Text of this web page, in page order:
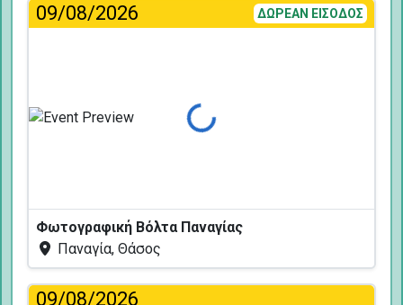
09/08/2026 ΔΩΡΕΑΝ ΕΙΣΟΔΟΣ
Φόρτωση...
Φωτογραφική Βόλτα Παναγίας
Παναγία, Θάσος
09/08/2026